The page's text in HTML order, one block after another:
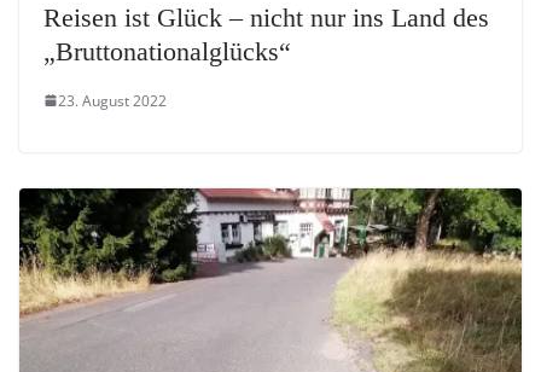
Reisen ist Glück – nicht nur ins Land des
„Bruttonationalglücks“
23. August 2022